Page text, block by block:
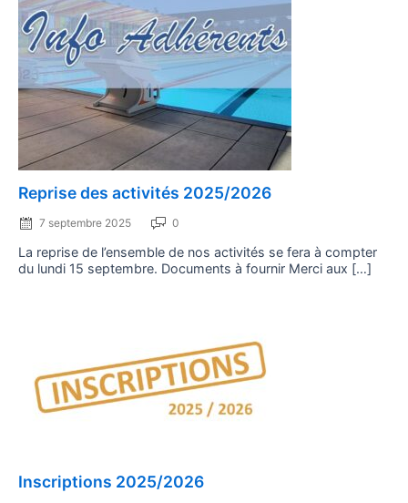
Reprise des activités 2025/2026
on
7 septembre 2025 0
La reprise de l’ensemble de nos activités se fera à compter
du lundi 15 septembre. Documents à fournir Merci aux […]
Inscriptions 2025/2026
on